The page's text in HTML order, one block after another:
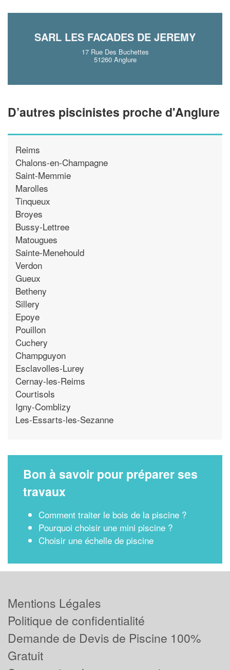
SARL LES FACADES DE JEREMY
17 Rue Des Buchettes
51260 Anglure
D’autres piscinistes proche d'Anglure
Reims
Chalons-en-Champagne
Saint-Memmie
Marolles
Tinqueux
Broyes
Bussy-Lettree
Matougues
Sainte-Menehould
Verdon
Gueux
Betheny
Sillery
Epoye
Pouillon
Cuchery
Champguyon
Esclavolles-Lurey
Cernay-les-Reims
Courtisols
Igny-Comblizy
Les-Essarts-les-Sezanne
Bon à savoir pour préparer ses
travaux
Comment traiter le bois de la piscine ?
Pourquoi choisir une mini piscine ?
Choisir une échelle de piscine
Mentions Légales
Politique de confidentialité
Demande de Devis de Piscine 100%
Gratuit